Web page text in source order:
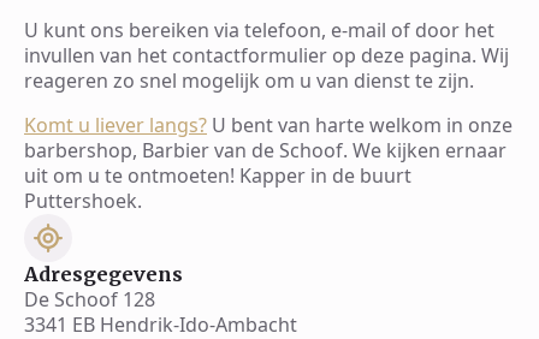
U kunt ons bereiken via telefoon, e-mail of door het
invullen van het contactformulier op deze pagina. Wij
reageren zo snel mogelijk om u van dienst te zijn.
Komt u liever langs? U bent van harte welkom in onze
barbershop, Barbier van de Schoof. We kijken ernaar
uit om u te ontmoeten! Kapper in de buurt
Puttershoek.
Adresgegevens
De Schoof 128
3341 EB Hendrik-Ido-Ambacht